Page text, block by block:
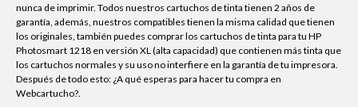
nunca de imprimir. Todos nuestros cartuchos de tinta tienen 2 años de
garantía, además, nuestros compatibles tienen la misma calidad que tienen
los originales, también puedes comprar los cartuchos de tinta para tu HP
Photosmart 1218 en versión XL (alta capacidad) que contienen más tinta que
los cartuchos normales y su uso no interfiere en la garantía de tu impresora.
Después de todo esto: ¿A qué esperas para hacer tu compra en
Webcartucho?.